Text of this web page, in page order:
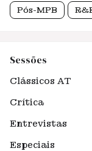
Pós-MPB
Sessões
Clássicos AT
Crítica
Entrevistas
Especiais